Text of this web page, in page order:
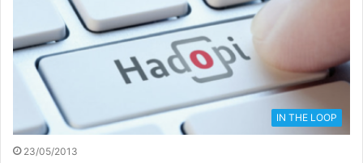
IN THE LOOP
23/05/2013